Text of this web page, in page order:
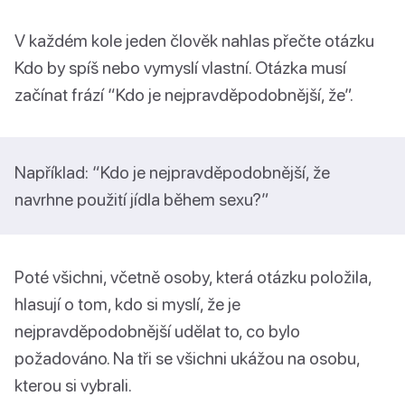
V každém kole jeden člověk nahlas přečte otázku
Kdo by spíš nebo vymyslí vlastní. Otázka musí
začínat frází “Kdo je nejpravděpodobnější, že”.
Například: “Kdo je nejpravděpodobnější, že
navrhne použití jídla během sexu?”
Poté všichni, včetně osoby, která otázku položila,
hlasují o tom, kdo si myslí, že je
nejpravděpodobnější udělat to, co bylo
požadováno. Na tři se všichni ukážou na osobu,
kterou si vybrali.